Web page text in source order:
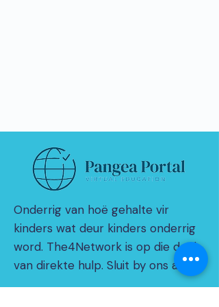
Onderrig van hoë gehalte vir
kinders wat deur kinders onderrig
word. The4Network is op die doel
van direkte hulp. Sluit by ons aan!
© 2021 deur THE4NETWORK Beperk